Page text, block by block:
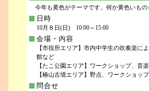
今年も黄色がテーマです。何か黄色いも
日時
10月８日(日) 10:00～15:00
会場・内容
【市役所エリア】市内中学生の吹奏楽に
館など
【たこ公園エリア】ワークショップ、
【椿山古墳エリア】野点、ワークショッ
問合せ